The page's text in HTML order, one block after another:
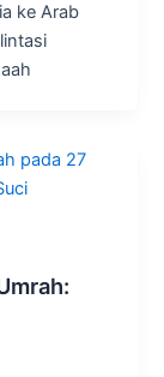
ke Arab